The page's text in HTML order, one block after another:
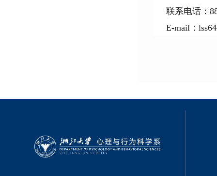
联系电话：
E-mail ： l